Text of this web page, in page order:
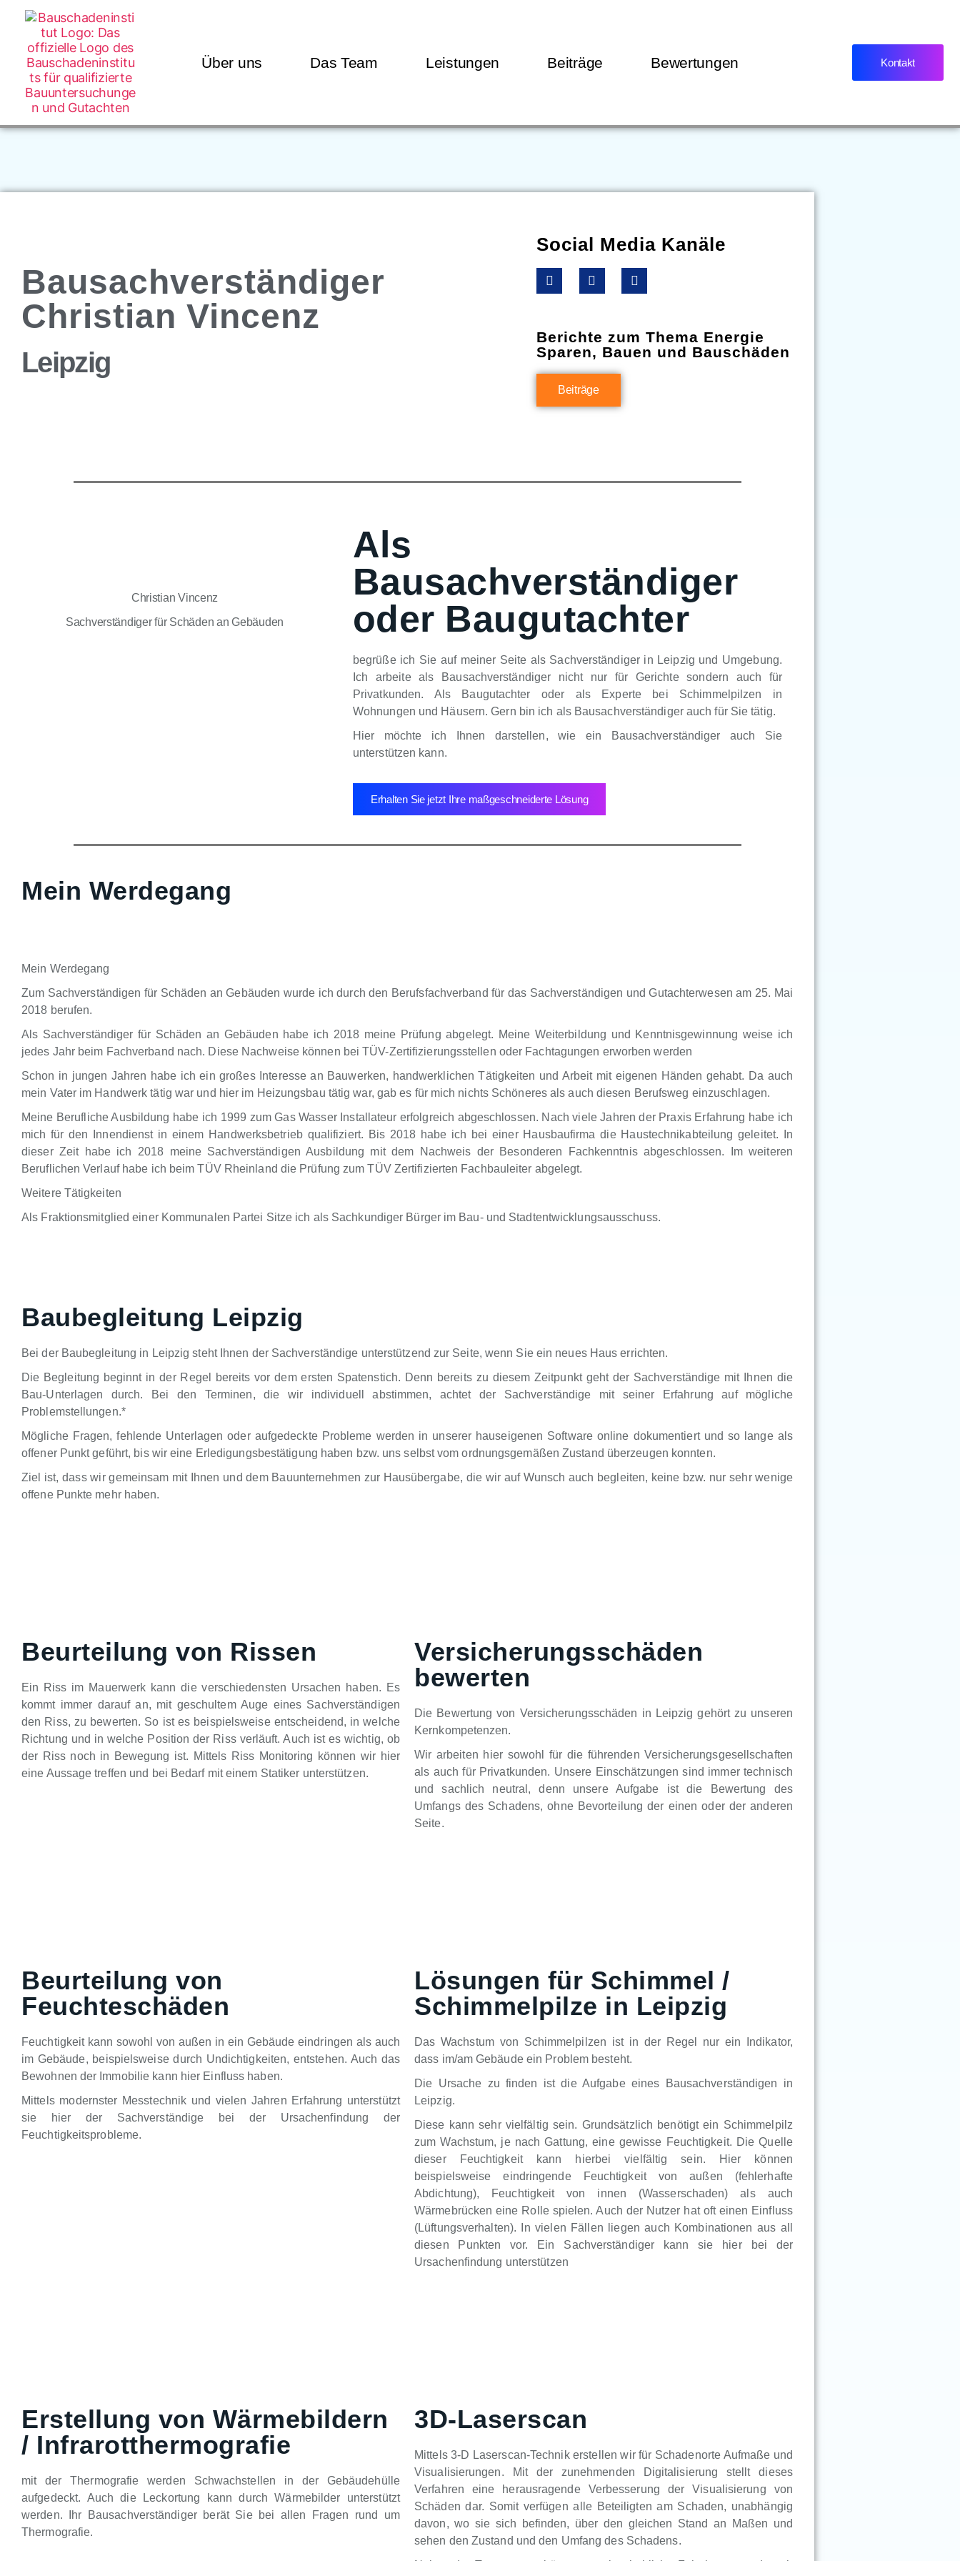
Über uns Das Team Leistungen Beiträge Bewertungen Kontakt
Bausachverständiger
Christian Vincenz
Leipzig
Social Media Kanäle
Berichte zum Thema Energie
Sparen, Bauen und Bauschäden
Beiträge
Christian Vincenz
Sachverständiger für Schäden an Gebäuden
Als
Bausachverständiger
oder Baugutachter
begrüße ich Sie auf meiner Seite als Sachverständiger in Leipzig und Umgebung.
Ich arbeite als Bausachverständiger nicht nur für Gerichte sondern auch für
Privatkunden. Als Baugutachter oder als Experte bei Schimmelpilzen in
Wohnungen und Häusern. Gern bin ich als Bausachverständiger auch für Sie tätig.
Hier möchte ich Ihnen darstellen, wie ein Bausachverständiger auch Sie
unterstützen kann.
Erhalten Sie jetzt Ihre maßgeschneiderte Lösung
Mein Werdegang
Mein Werdegang
Zum Sachverständigen für Schäden an Gebäuden wurde ich durch den Berufsfachverband für das Sachverständigen und Gutachterwesen am 25. Mai
2018 berufen.
Als Sachverständiger für Schäden an Gebäuden habe ich 2018 meine Prüfung abgelegt. Meine Weiterbildung und Kenntnisgewinnung weise ich
jedes Jahr beim Fachverband nach. Diese Nachweise können bei TÜV-Zertifizierungsstellen oder Fachtagungen erworben werden
Schon in jungen Jahren habe ich ein großes Interesse an Bauwerken, handwerklichen Tätigkeiten und Arbeit mit eigenen Händen gehabt. Da auch
mein Vater im Handwerk tätig war und hier im Heizungsbau tätig war, gab es für mich nichts Schöneres als auch diesen Berufsweg einzuschlagen.
Meine Berufliche Ausbildung habe ich 1999 zum Gas Wasser Installateur erfolgreich abgeschlossen. Nach viele Jahren der Praxis Erfahrung habe ich
mich für den Innendienst in einem Handwerksbetrieb qualifiziert. Bis 2018 habe ich bei einer Hausbaufirma die Haustechnikabteilung geleitet. In
dieser Zeit habe ich 2018 meine Sachverständigen Ausbildung mit dem Nachweis der Besonderen Fachkenntnis abgeschlossen. Im weiteren
Beruflichen Verlauf habe ich beim TÜV Rheinland die Prüfung zum TÜV Zertifizierten Fachbauleiter abgelegt.
Weitere Tätigkeiten
Als Fraktionsmitglied einer Kommunalen Partei Sitze ich als Sachkundiger Bürger im Bau- und Stadtentwicklungsausschuss.
Baubegleitung Leipzig
Bei der Baubegleitung in Leipzig steht Ihnen der Sachverständige unterstützend zur Seite, wenn Sie ein neues Haus errichten.
Die Begleitung beginnt in der Regel bereits vor dem ersten Spatenstich. Denn bereits zu diesem Zeitpunkt geht der Sachverständige mit Ihnen die
Bau-Unterlagen durch. Bei den Terminen, die wir individuell abstimmen, achtet der Sachverständige mit seiner Erfahrung auf mögliche
Problemstellungen.*
Mögliche Fragen, fehlende Unterlagen oder aufgedeckte Probleme werden in unserer hauseigenen Software online dokumentiert und so lange als
offener Punkt geführt, bis wir eine Erledigungsbestätigung haben bzw. uns selbst vom ordnungsgemäßen Zustand überzeugen konnten.
Ziel ist, dass wir gemeinsam mit Ihnen und dem Bauunternehmen zur Hausübergabe, die wir auf Wunsch auch begleiten, keine bzw. nur sehr wenige
offene Punkte mehr haben.
Beurteilung von Rissen
Ein Riss im Mauerwerk kann die verschiedensten Ursachen haben. Es
kommt immer darauf an, mit geschultem Auge eines Sachverständigen
den Riss, zu bewerten. So ist es beispielsweise entscheidend, in welche
Richtung und in welche Position der Riss verläuft. Auch ist es wichtig, ob
der Riss noch in Bewegung ist. Mittels Riss Monitoring können wir hier
eine Aussage treffen und bei Bedarf mit einem Statiker unterstützen.
Versicherungsschäden
bewerten
Die Bewertung von Versicherungsschäden in Leipzig gehört zu unseren
Kernkompetenzen.
Wir arbeiten hier sowohl für die führenden Versicherungsgesellschaften
als auch für Privatkunden. Unsere Einschätzungen sind immer technisch
und sachlich neutral, denn unsere Aufgabe ist die Bewertung des
Umfangs des Schadens, ohne Bevorteilung der einen oder der anderen
Seite.
Beurteilung von
Feuchteschäden
Feuchtigkeit kann sowohl von außen in ein Gebäude eindringen als auch
im Gebäude, beispielsweise durch Undichtigkeiten, entstehen. Auch das
Bewohnen der Immobilie kann hier Einfluss haben.
Mittels modernster Messtechnik und vielen Jahren Erfahrung unterstützt
sie hier der Sachverständige bei der Ursachenfindung der
Feuchtigkeitsprobleme.
Lösungen für Schimmel /
Schimmelpilze in Leipzig
Das Wachstum von Schimmelpilzen ist in der Regel nur ein Indikator,
dass im/am Gebäude ein Problem besteht.
Die Ursache zu finden ist die Aufgabe eines Bausachverständigen in
Leipzig.
Diese kann sehr vielfältig sein. Grundsätzlich benötigt ein Schimmelpilz
zum Wachstum, je nach Gattung, eine gewisse Feuchtigkeit. Die Quelle
dieser Feuchtigkeit kann hierbei vielfältig sein. Hier können
beispielsweise eindringende Feuchtigkeit von außen (fehlerhafte
Abdichtung), Feuchtigkeit von innen (Wasserschaden) als auch
Wärmebrücken eine Rolle spielen. Auch der Nutzer hat oft einen Einfluss
(Lüftungsverhalten). In vielen Fällen liegen auch Kombinationen aus all
diesen Punkten vor. Ein Sachverständiger kann sie hier bei der
Ursachenfindung unterstützen
Erstellung von Wärmebildern
/ Infrarotthermografie
mit der Thermografie werden Schwachstellen in der Gebäudehülle
aufgedeckt. Auch die Leckortung kann durch Wärmebilder unterstützt
werden. Ihr Bausachverständiger berät Sie bei allen Fragen rund um
Thermografie.
3D-Laserscan
Mittels 3-D Laserscan-Technik erstellen wir für Schadenorte Aufmaße und
Visualisierungen. Mit der zunehmenden Digitalisierung stellt dieses
Verfahren eine herausragende Verbesserung der Visualisierung von
Schäden dar. Somit verfügen alle Beteiligten am Schaden, unabhängig
davon, wo sie sich befinden, über den gleichen Stand an Maßen und
sehen den Zustand und den Umfang des Schadens.